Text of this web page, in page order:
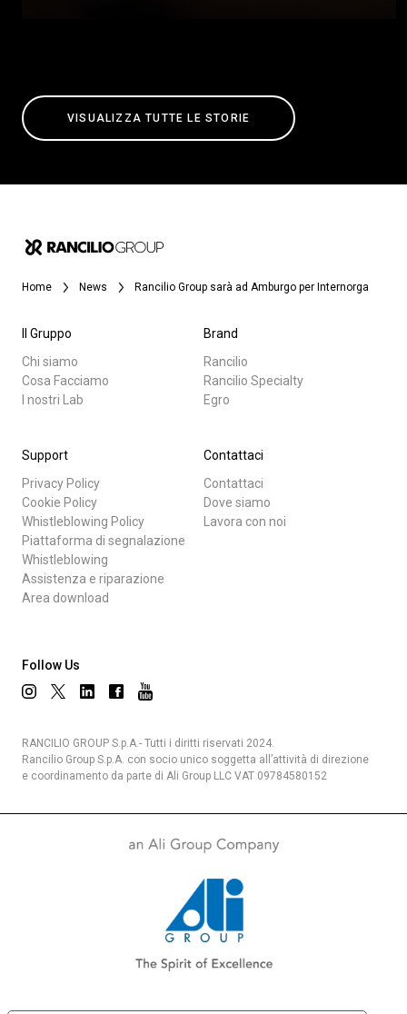
VISUALIZZA TUTTE LE STORIE
Home News Rancilio Group sarà ad Amburgo per Internorga
Il Gruppo
Chi siamo
Cosa Facciamo
I nostri Lab
Brand
Rancilio
Rancilio Specialty
Egro
Support
Privacy Policy
Cookie Policy
Whistleblowing Policy
Piattaforma di segnalazione
Whistleblowing
Assistenza e riparazione
Area download
Contattaci
Contattaci
Dove siamo
Lavora con noi
Follow Us
RANCILIO GROUP S.p.A.- Tutti i diritti riservati 2024.
Rancilio Group S.p.A. con socio unico soggetta all’attività di direzione
e coordinamento da parte di Ali Group LLC VAT 09784580152